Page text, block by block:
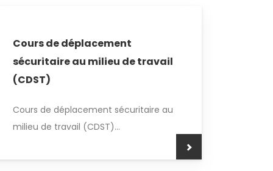
Cours de déplacement
sécuritaire au milieu de travail
(CDST)
Cours de déplacement sécuritaire au
milieu de travail (CDST)...